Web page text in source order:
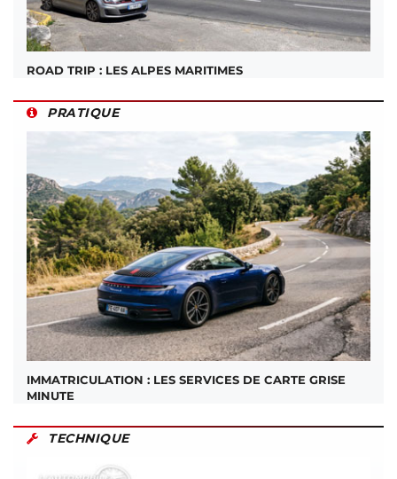
ROAD TRIP : LES ALPES MARITIMES
PRATIQUE
IMMATRICULATION : LES SERVICES DE CARTE GRISE
MINUTE
TECHNIQUE